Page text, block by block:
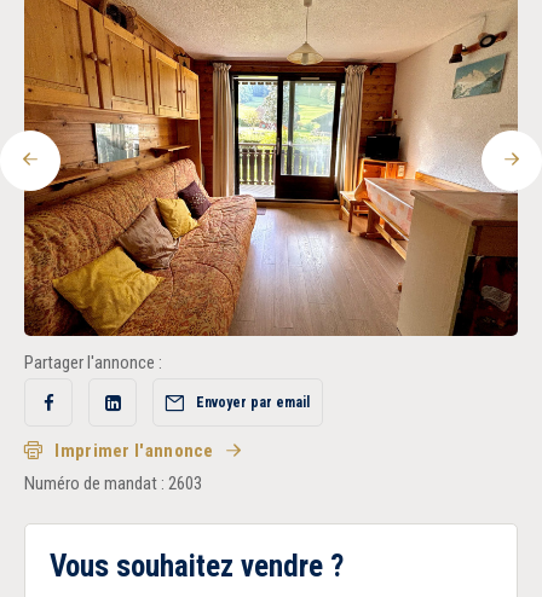
Recherche par ville
Recrutement
Accès extranet
Précédent
Partager l'annonce :
Partager
Facebook
Partager
LinkedIn
Envoyer par email
Imprimer l'annonce
Numéro de mandat : 2603
Vous souhaitez vendre ?